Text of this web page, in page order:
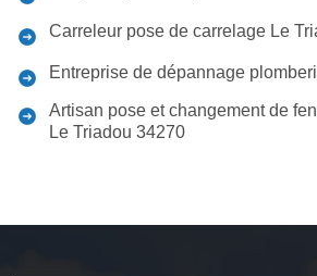
Carreleur pose de carrelage Le
Entreprise de dépannage
Artisan pose et changement de
Le Triadou 34270